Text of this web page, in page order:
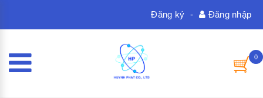
Đăng nhập
-
Đăng ký
0